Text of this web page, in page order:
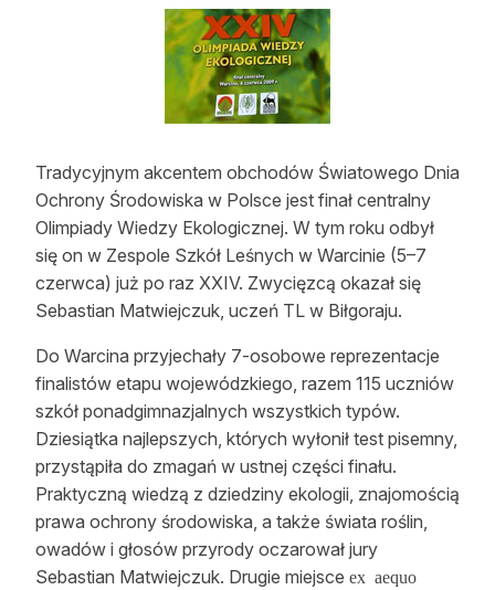
Z zagranicy
Edukacja
Lasy prywatne
O nas
100 lat „Lasu Polskiego”
Prenumerata
Reklama
Zostań autorem
Tradycyjnym akcentem obchodów Światowego Dnia
Ochrony Środowiska w Polsce jest finał centralny
Olimpiady Wiedzy Ekologicznej. W tym roku odbył
się on w Zespole Szkół Leśnych w Warcinie (5–7
czerwca) już po raz XXIV. Zwycięzcą okazał się
Sebastian Matwiejczuk, uczeń TL w Biłgoraju.
Do Warcina przyjechały 7-osobowe reprezentacje
finalistów etapu wojewódzkiego, razem 115 uczniów
szkół ponadgimnazjalnych wszystkich typów.
Dziesiątka najlepszych, których wyłonił test pisemny,
przystąpiła do zmagań w ustnej części finału.
Praktyczną wiedzą z dziedziny ekologii, znajomością
prawa ochrony środowiska, a także świata roślin,
owadów i głosów przyrody oczarował jury
Sebastian Matwiejczuk. Drugie miejsce ex aequo